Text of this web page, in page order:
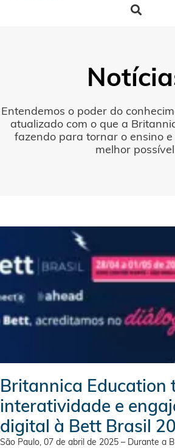
Entendemos o poder do
atualizado com o que a
fazendo para tornar o ensino
melhor
Britannica Education
interatividade e
digital à Bett Brasil
São Paulo, 07 de abril de 2025 – Durante a